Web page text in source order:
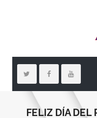
FELIZ DÍA DEL